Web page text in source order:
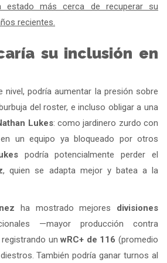
estado más cerca de recuperar su
recientes.
su inclusión en
nivel, podría aumentar la presión sobre
del roster, e incluso obligar a una
Lukes: como jardinero zurdo con
un equipo ya bloqueado por otros
podría potencialmente perder el
, quien se adapta mejor y batea a la
ha mostrado mejores divisiones
—mayor producción contra
unwRC+ de 116 (promedio
También podría ganar turnos al